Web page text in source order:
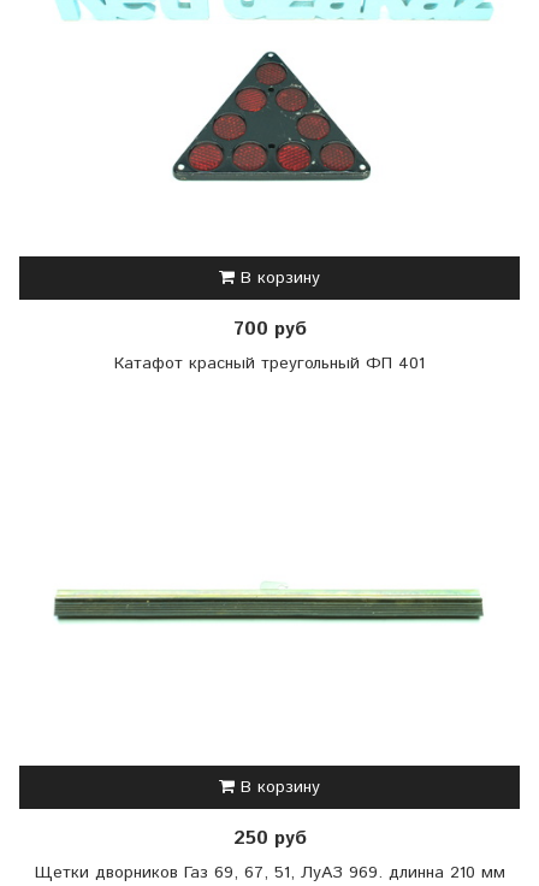
В корзину
700 руб
Катафот красный треугольный ФП 401
В корзину
250 руб
Щетки дворников Газ 69, 67, 51, ЛуАЗ 969. длинна 210 мм